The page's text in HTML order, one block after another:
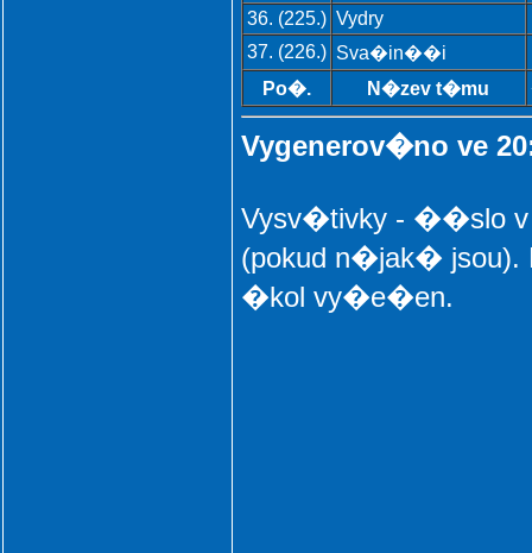
36. (225.) Vydry
37. (226.) Sva�in��i
Po�.
N�zev t�mu
Vygenerov�no ve
Vysv�tivky - ��slo
(pokud n�jak� jsou).
�kol vy�e�en.